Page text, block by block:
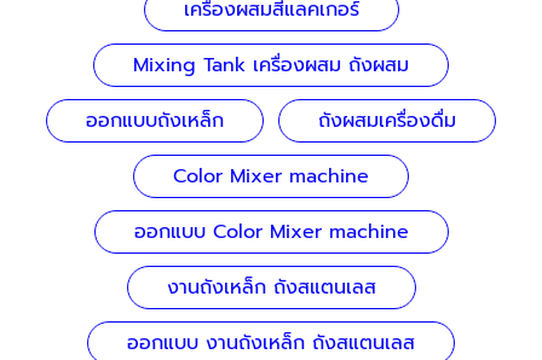
เครื่องผสมสีแลคเกอร์
Mixing Tank เครื่องผสม ถังผสม
ออกแบบถังเหล็ก
ถังผสมเครื่องดื่ม
Color Mixer machine
ออกแบบ Color Mixer machine
งานถังเหล็ก ถังสแตนเลส
ออกแบบ งานถังเหล็ก ถังสแตนเลส